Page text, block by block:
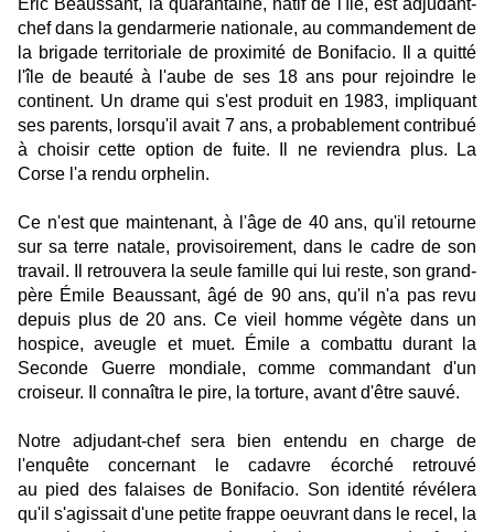
Eric Beaussant, la quarantaine, natif de l'île, est adjudant-
chef dans la gendarmerie nationale, au commandement de
la brigade territoriale de proximité de Bonifacio. Il a quitté
l'île de beauté à l'aube de ses 18 ans pour rejoindre le
continent. Un drame qui s'est produit en 1983, impliquant
ses parents, lorsqu'il avait 7 ans, a probablement contribué
à choisir cette option de fuite. Il ne reviendra plus. La
Corse l'a rendu orphelin.
Ce n'est que maintenant, à l'âge de 40 ans, qu'il retourne
sur sa terre natale, provisoirement, dans le cadre de son
travail. Il retrouvera la seule famille qui lui reste, son grand-
père Émile Beaussant, âgé de 90 ans, qu'il n'a pas revu
depuis plus de 20 ans. Ce vieil homme végète dans un
hospice, aveugle et muet. Émile a combattu durant la
Seconde Guerre mondiale, comme commandant d'un
croiseur. Il connaîtra le pire, la torture, avant d'être sauvé.
Notre adjudant-chef sera bien entendu en charge de
l'enquête concernant le cadavre écorché retrouvé
au pied des falaises de Bonifacio. Son identité révélera
qu'il s'agissait d'une petite frappe oeuvrant dans le recel, la